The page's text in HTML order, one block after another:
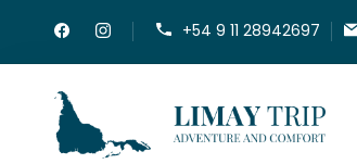
+54 9 11 28942697